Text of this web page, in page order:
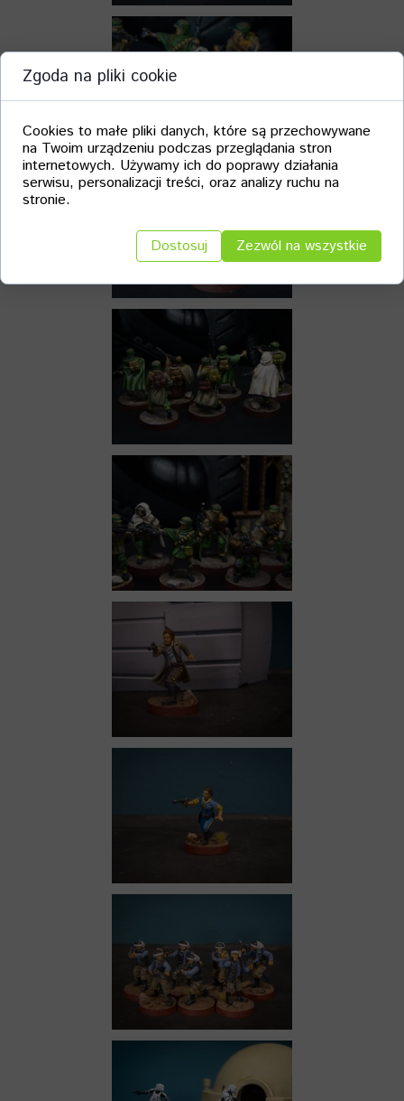
Zgoda na pliki cookie
Cookies to małe pliki danych, które są przechowywane
na Twoim urządzeniu podczas przeglądania stron
internetowych. Używamy ich do poprawy działania
serwisu, personalizacji treści, oraz analizy ruchu na
stronie.
Dostosuj Zezwól na wszystkie